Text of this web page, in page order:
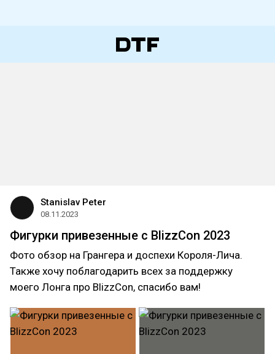
Stanislav Peter
08.11.2023
Фигурки привезенные с BlizzCon 2023
Фото обзор на Грангера и доспехи Короля-Лича.
Также хочу поблагодарить всех за поддержку
моего Лонга про BlizzCon, спасибо вам!